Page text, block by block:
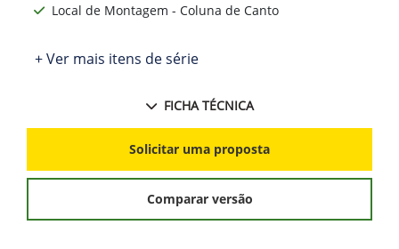
Local de Montagem - Coluna de Canto
+ Ver mais itens de série
FICHA TÉCNICA
Solicitar uma proposta
Comparar versão